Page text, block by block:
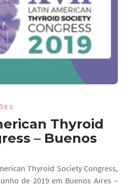
Thyroid
– Buenos
Thyroid Society Congress,
de 2019 em Buenos Aires –